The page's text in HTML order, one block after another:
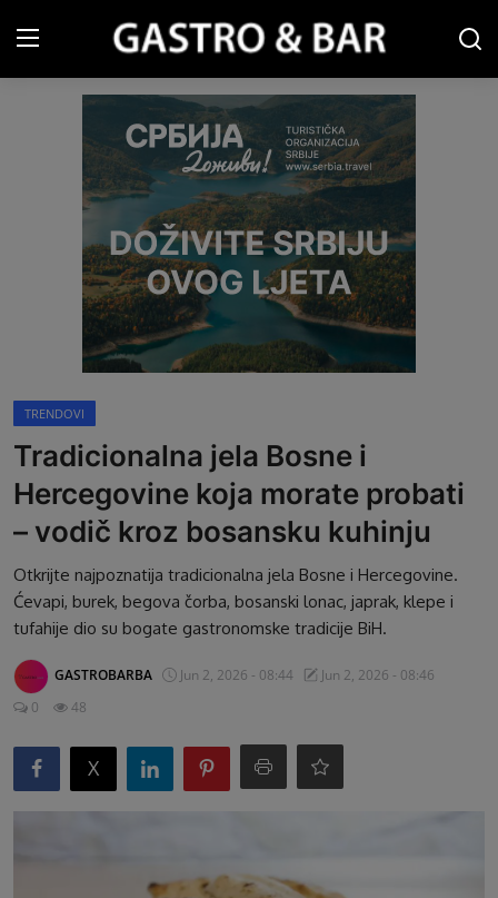
Registracija
Naslovna
Gastro&Bar TV
Restorani & Barovi
Gastro vodič
Recepti
Turizam
G&B Oglasi
TRENDOVI
Tradicionalna jela Bosne i
Hercegovine koja morate probati
– vodič kroz bosansku kuhinju
Otkrijte najpoznatija tradicionalna jela Bosne i Hercegovine.
Ćevapi, burek, begova čorba, bosanski lonac, japrak, klepe i
tufahije dio su bogate gastronomske tradicije BiH.
GASTROBARBA Jun 2, 2026 - 08:44
Jun 2, 2026 - 08:46
0
48
X